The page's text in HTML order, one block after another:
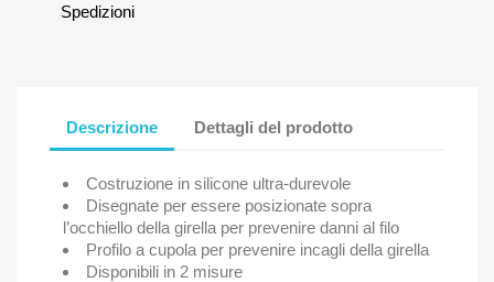
Spedizioni
Descrizione Dettagli del prodotto
Costruzione in silicone ultra-durevole
Disegnate per essere posizionate sopra
l’occhiello della girella per prevenire danni al filo
Profilo a cupola per prevenire incagli della girella
Disponibili in 2 misure